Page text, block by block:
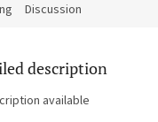
Discussion
description
available